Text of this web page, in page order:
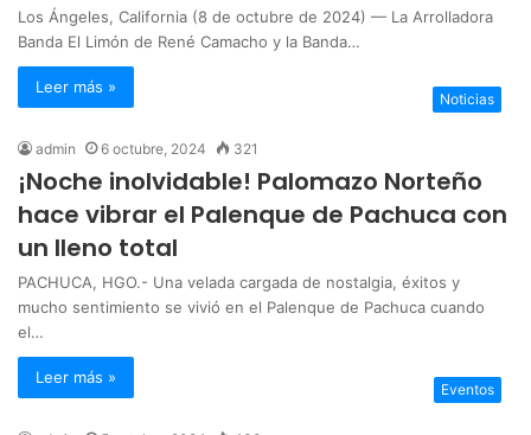
Los Ángeles, California (8 de octubre de 2024) — La Arrolladora
Banda El Limón de René Camacho y la Banda…
Leer más »
Noticias
admin 6 octubre, 2024 321
¡Noche inolvidable! Palomazo Norteño
hace vibrar el Palenque de Pachuca con
un lleno total
PACHUCA, HGO.- Una velada cargada de nostalgia, éxitos y
mucho sentimiento se vivió en el Palenque de Pachuca cuando
el…
Leer más »
Eventos